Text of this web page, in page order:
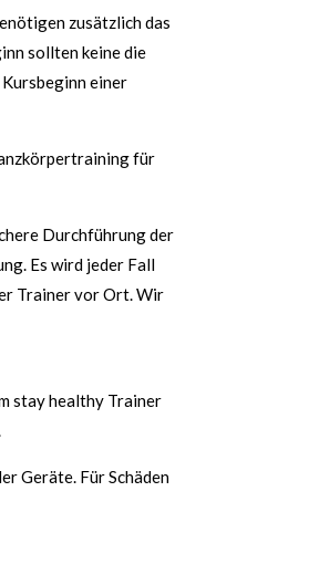
zusätzlich das
sollten keine die
einer
für
Durchführung der
Es wird jeder Fall
Trainer vor Ort. Wir
stay healthy Trainer
Geräte. Für Schäden